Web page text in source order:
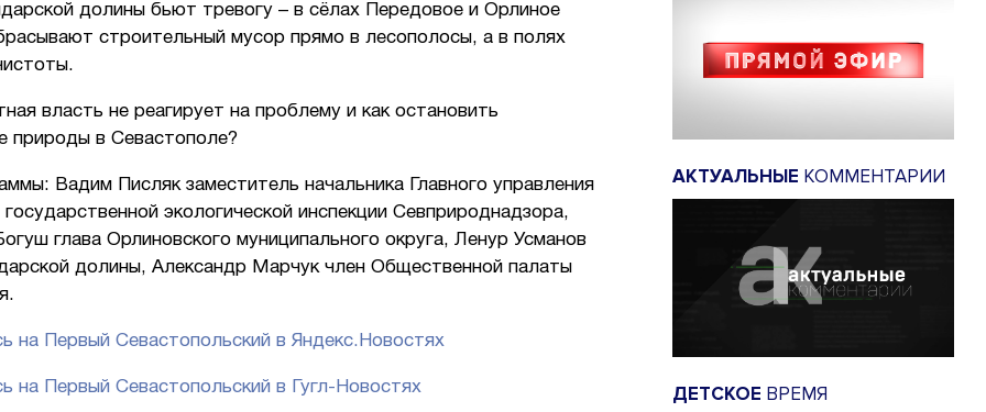
долины бьют тревогу – в сёлах Передовое и Орлиное
строительный мусор прямо в лесополосы, а в полях
власть не реагирует на проблему и как остановить
природы в Севастополе?
Вадим Писляк заместитель начальника Главного управления
экологической инспекции Севприроднадзора,
глава Орлиновского муниципального округа, Ленур Усманов
долины, Александр Марчук член Общественной палаты
на Первый Севастопольский в Яндекс.Новостях
на Первый Севастопольский в Гугл-Новостях
АКТУАЛЬНЫЕ КОММЕНТАРИИ
ДЕТСКОЕ ВРЕМЯ